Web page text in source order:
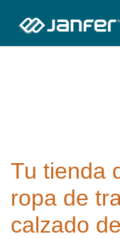
Tu tienda
ropa de
calzado